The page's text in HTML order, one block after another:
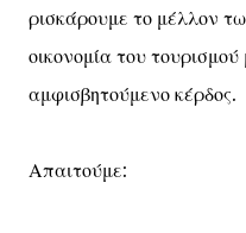
ρισκάρουμε το μέλλον
οικονομία του
αμφισβητούμενο κέρδος.
Απαιτούμε: